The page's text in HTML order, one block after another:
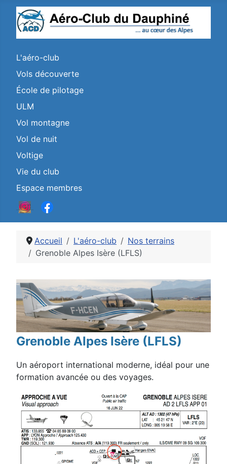
L'aéro-club
Vols découverte
École de pilotage
ULM
Vol montagne
Vol de nuit
Voltige
Vie du club
Espace membres
Accueil L'aéro-club
Nos terrains
Grenoble Alpes Isère (LFLS)
Détails
Grenoble Alpes Isère (LFLS)
Un aéroport international moderne, idéal pour une
formation avancée ou des voyages.